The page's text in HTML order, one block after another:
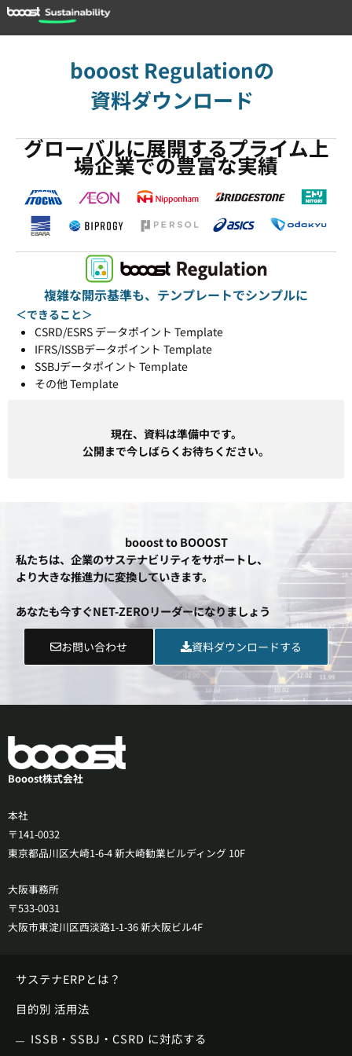
booost Regulationの
資料ダウンロード
グローバルに展開するプライム上
場企業での豊富な実績
複雑な開示基準も、テンプレートでシンプルに
＜できること＞
CSRD/ESRS データポイント Template
IFRS/ISSBデータポイント Template
SSBJデータポイント Template
その他 Template
現在、資料は準備中です。
公開まで今しばらくお待ちください。
booost to BOOOST
私たちは、企業のサステナビリティをサポートし、
より大きな推進力に変換していきます。
あなたも今すぐNET-ZEROリーダーになりましょう
お問い合わせ 資料ダウンロードする
Booost株式会社
本社
〒141-0032
東京都品川区大崎1-6-4 新大崎勧業ビルディング 10F
大阪事務所
〒533-0031
大阪市東淀川区西淡路1-1-36 新大阪ビル4F
サステナERPとは？
目的別 活用法
ISSB・SSBJ・CSRD に対応する